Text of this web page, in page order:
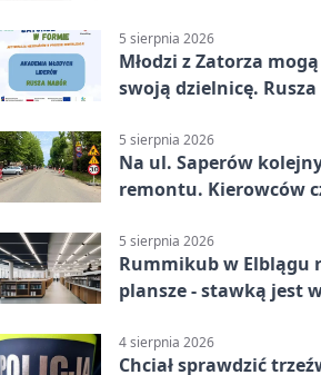
5 sierpnia 2026
Młodzi z Zatorza
swoją dzielnicę.
5 sierpnia 2026
Na ul. Saperów
remontu. Kierowców
5 sierpnia 2026
Rummikub w Elblągu
plansze - stawką jest
4 sierpnia 2026
Chciał sprawdzić